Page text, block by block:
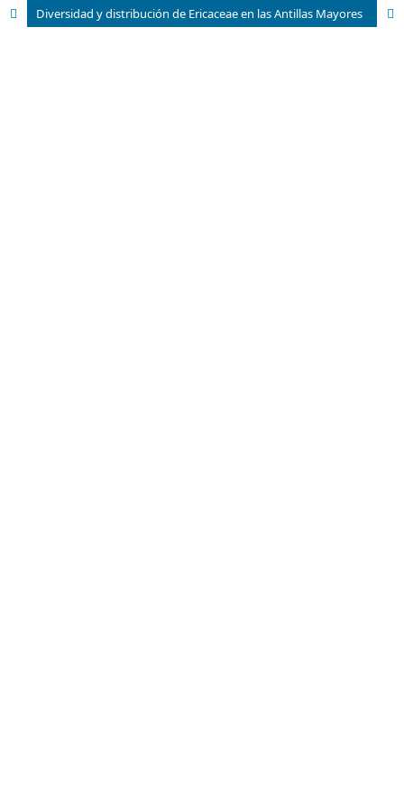
Diversidad y distribución de Ericaceae en las Antillas Mayores